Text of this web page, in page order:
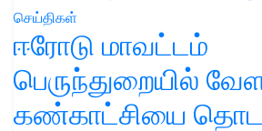
செய்திகள்
ஈரோடு மாவட்டம்
பெருந்துறையில்
கண்காட்சியை